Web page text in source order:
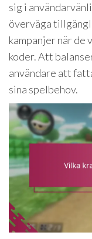
sig i
överväga
kampanjer när de
koder. Att
användare att
sina spelbehov.